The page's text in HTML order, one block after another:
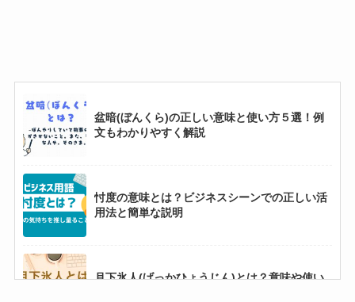
盆暗(ぼんくら)の正しい意味と使い方５選！例
文もわかりやすく解説
忖度の意味とは？ビジネスシーンでの正しい活
用法と簡単な説明
月下氷人(げっかひょうじん)とは？意味や使い